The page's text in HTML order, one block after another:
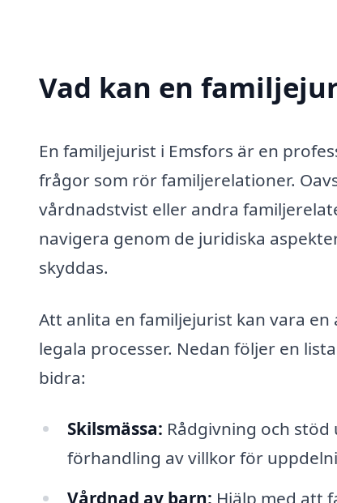
Vad kan en
En familjejurist i Emsfors är en
frågor som rör familjerelationer.
vårdnadstvist eller andra
navigera genom de juridiska
skyddas.
Att anlita en familjejurist kan vara
legala processer. Nedan följer en
bidra:
Skilsmässa: Rådgivning och
förhandling av villkor för
Vårdnad av barn: Hjälp med att